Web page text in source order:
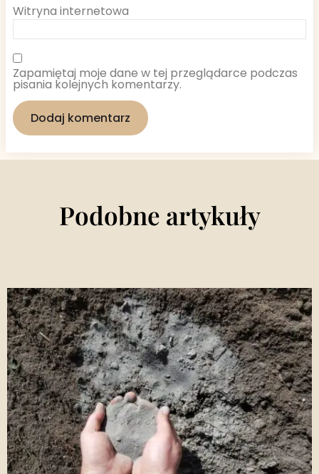
Witryna internetowa
Zapamiętaj moje dane w tej przeglądarce podczas
pisania kolejnych komentarzy.
Podobne artykuły